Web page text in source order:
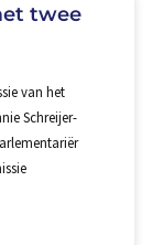
twee
van het
Schreijer-